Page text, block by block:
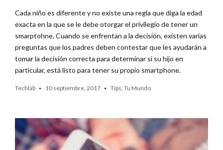
Cada niño es diferente y no existe una regla que diga la edad
exacta en la que se le debe otorgar el privilegio de tener un
smarptohne. Cuando se enfrentan a la decisión, existen varias
preguntas que los padres deben contestar que les ayudarán a
tomar la decisión correcta para determinar si su hijo en
particular, está listo para tener su propio smartphone.
Techlab 10 septiembre, 2017 Tips Tu Mundo